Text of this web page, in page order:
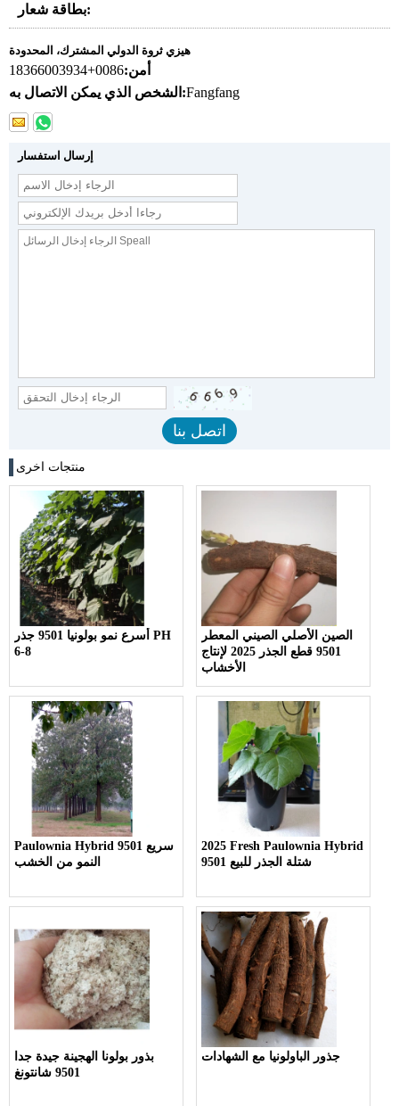
بطاقة شعار:
هيزي ثروة الدولي المشترك، المحدودة
أمن:0086+18366003934
الشخص الذي يمكن الاتصال به:Fangfang
إرسال استفسار
منتجات اخرى
أسرع نمو بولونيا 9501 جذر PH
6-8
الصين الأصلي الصيني المعطر
9501 قطع الجذر 2025 لإنتاج
الأخشاب
Paulownia Hybrid 9501 سريع
النمو من الخشب
2025 Fresh Paulownia Hybrid
9501 شتلة الجذر للبيع
بذور بولونا الهجينة جيدة جدا
9501 شانتونغ
جذور الباولونيا مع الشهادات